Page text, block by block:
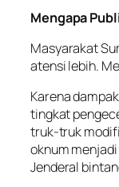
Mengapa
Masyarakat
atensi lebih.
Karena
tingkat
truk-truk
oknum
Jenderal